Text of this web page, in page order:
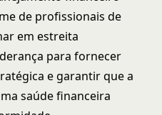
de profissionais de
em estreita
para fornecer
e garantir que a
saúde financeira